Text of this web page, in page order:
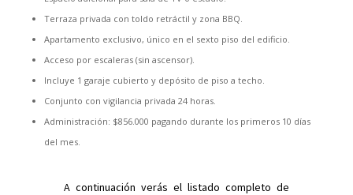
Terraza privada con toldo retráctil y zona BBQ.
Apartamento exclusivo, único en el sexto piso del edificio.
Acceso por escaleras (sin ascensor).
Incluye 1 garaje cubierto y depósito de piso a techo.
Conjunto con vigilancia privada 24 horas.
Administración: $856.000 pagando durante los primeros 10 días
del mes.
A continuación verás el listado completo de